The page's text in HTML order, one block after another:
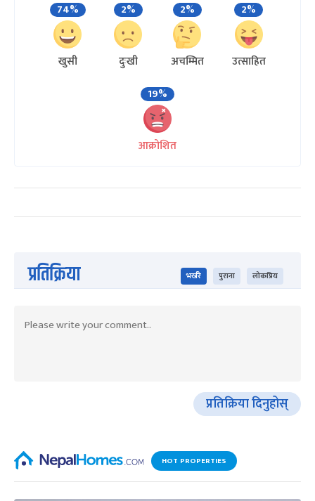
74%
खुसी
2%
दुःखी
2%
अचम्मित
2%
उत्साहित
19%
आक्रोशित
प्रतिक्रिया भर्खरै पुराना लोकप्रिय
प्रतिक्रिया दिनुहोस्
HOT PROPERTIES